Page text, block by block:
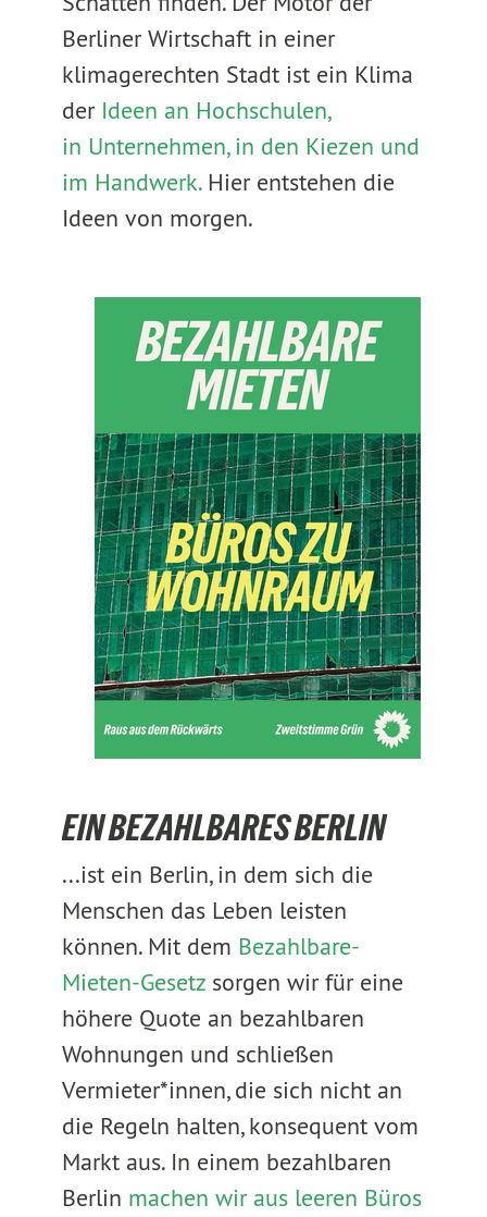
Berliner Wirtschaft in einer
klimagerechten Stadt ist ein Klima
der Ideen an Hochschulen,
in Unternehmen, in den Kiezen und
im Handwerk.Hier entstehen die
Ideen von morgen.
EIN BEZAHLBARES BERLIN
...ist ein Berlin, in dem sich die
Menschen das Leben leisten
können. Mit dem Bezahlbare-
Mieten-Gesetzsorgen wir für eine
höhere Quote an bezahlbaren
Wohnungen und schließen
Vermieter*innen, die sich nicht an
die Regeln halten, konsequent vom
Markt aus. In einem bezahlbaren
Berlin machen wir aus leeren Büros